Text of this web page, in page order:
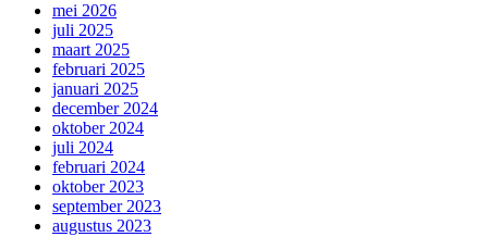
mei 2026
juli 2025
maart 2025
februari 2025
januari 2025
december 2024
oktober 2024
juli 2024
februari 2024
oktober 2023
september 2023
augustus 2023